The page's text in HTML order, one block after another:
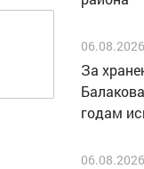
За
годам